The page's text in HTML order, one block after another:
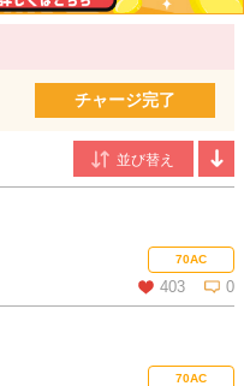
付録など、幅広いジャンル
ター。可愛いデフォルメキ
ンと来い！
上で小説を書き始め、大学
異世界を制御魔法で切り開
異世界に行ったら魔物使い
「転生魔術師の英雄譚」
ー文庫）、「魔物と始める
」（レッドライジングブッ
チャージ完了
70AC
403 0
コメントを見る70AC